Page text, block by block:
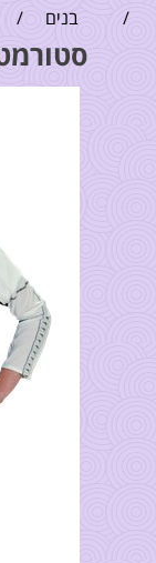
/ בנים /